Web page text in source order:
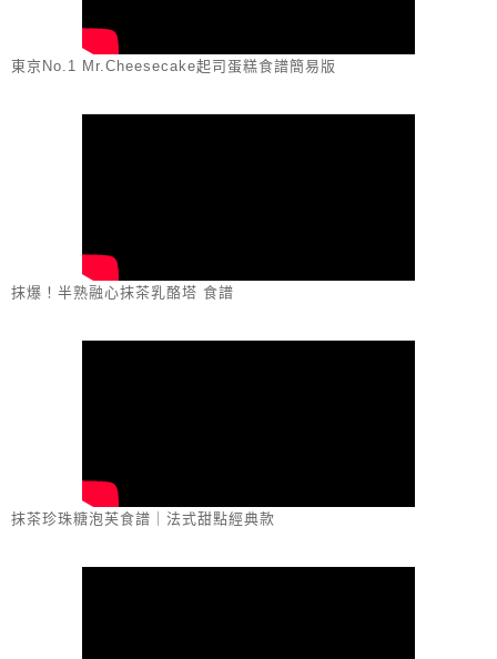
東京No.1 Mr.Cheesecake起司蛋糕食譜簡易版
抹爆！半熟融心抹茶乳酪塔 食譜
抹茶珍珠糖泡芙食譜｜法式甜點經典款